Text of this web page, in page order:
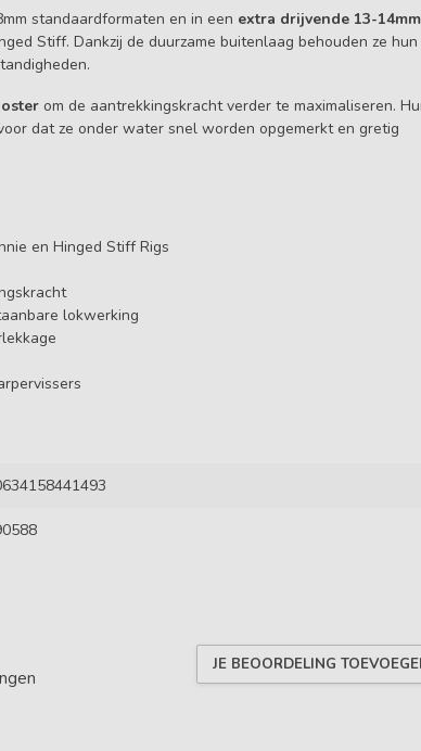
standaardformaten en in een extra drijvende 13-14mm
Stiff. Dankzij de duurzame buitenlaag behouden ze hun
om de aantrekkingskracht verder te maximaliseren.
dat ze onder water snel worden opgemerkt en gretig
en Hinged Stiff Rigs
lokwerking
JE BEOORDELING